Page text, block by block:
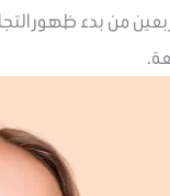
من بدء ظهور